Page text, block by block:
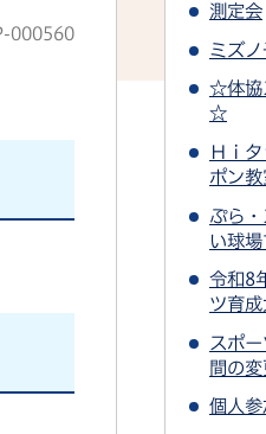
000560
測定会
ミズ
☆体協
☆
Ｈｉ
ポン教
ぷら
い球
令和8
ツ育
スポ
間の
個人参